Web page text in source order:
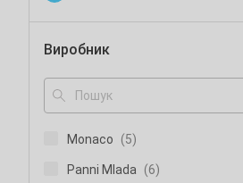
Виробник
Monaco (5)
Panni Mlada (6)